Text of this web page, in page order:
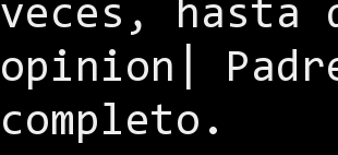
veces, hasta
opinion|
completo.